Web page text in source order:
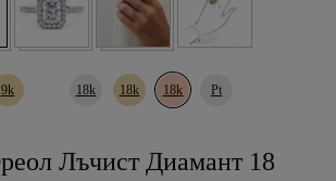
9k 18k 18k 18k Pt
Лъчист Диамант 18